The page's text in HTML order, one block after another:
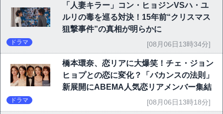
「人妻キラー」コン・ヒョジンVSハ・ユ
ルリの毒を巡る対決！15年前“クリスマス
狙撃事件”の真相が明らかに
ドラマ [08月06日13時34分]
橋本環奈、恋リアに大爆笑！チェ・ジョン
ヒョプとの恋に変化？「バカンスの法則」
新展開にABEMA人気恋リアメンバー集結
ドラマ [08月06日13時18分]